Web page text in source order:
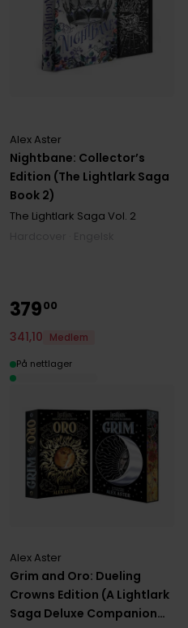
Nightbane: Collector’s
Edition (The Lightlark Saga
Book 2)
Alex Aster
The Lightlark Saga Vol. 2
Grim and Oro: Dueling
Crowns Edition (A Lightlark
Saga Deluxe Companion
Alex Aster
37900
341,10 Medlem
På nettlager